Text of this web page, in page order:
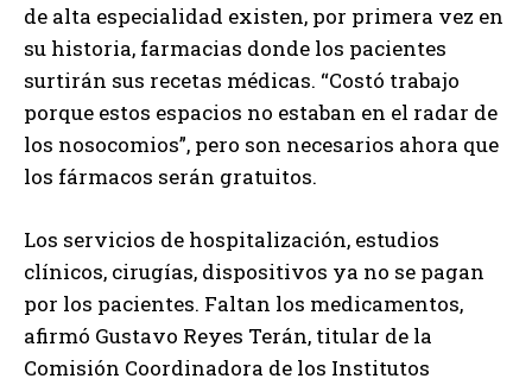
de alta especialidad existen, por primera vez en
su historia, farmacias donde los pacientes
surtirán sus recetas médicas. “Costó trabajo
porque estos espacios no estaban en el radar de
los nosocomios”, pero son necesarios ahora que
los fármacos serán gratuitos.
Los servicios de hospitalización, estudios
clínicos, cirugías, dispositivos ya no se pagan
por los pacientes. Faltan los medicamentos,
afirmó Gustavo Reyes Terán, titular de la
Comisión Coordinadora de los Institutos